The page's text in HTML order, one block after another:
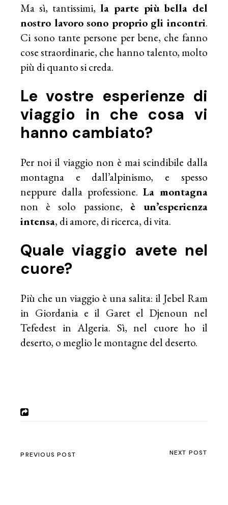
Ma sì, tantissimi,la parte più bella del
nostro lavoro sono proprio gli incontri.
Ci sono tante persone per bene, che fanno
cose straordinarie, che hanno talento, molto
più di quanto si creda.
Le vostre esperienze di
viaggio in che cosa vi
hanno cambiato?
Per noi il viaggio non è mai scindibile dalla
montagna e dall’alpinismo, e spesso
neppure dalla professione. La montagna
non è solo passione, è un’esperienza
intensa, di amore, di ricerca, di vita.
Quale viaggio avete nel
cuore?
Più che un viaggio è una salita: il Jebel Ram
in Giordania e il Garet el Djenoun nel
Tefedest in Algeria. Sì, nel cuore ho il
deserto, o meglio le montagne del deserto.
PREVIOUS POST NEXT POST